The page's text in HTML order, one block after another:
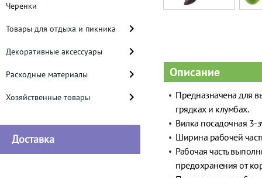
Черенки
Товары для отдыха и пикника
Декоративные аксессуары
Расходные материалы
Хозяйственные товары
Доставка
Описание
Предназначена для
грядках и клумбах.
Вилка посадочная 3-
Ширина рабочей
Рабочая часть
предохранения от